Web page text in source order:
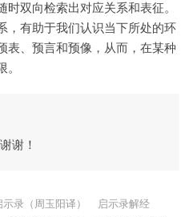
时双向检索出对应关系和表征。
，有助于我们认识当下所处的环
表、预言和预像，从而，在某种
谢！
录（周玉阳译）
启示录解经